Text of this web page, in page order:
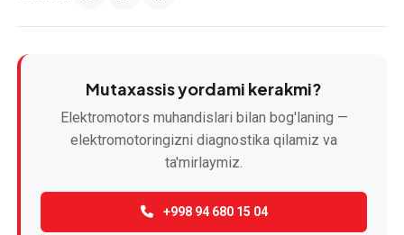
Mutaxassis yordami kerakmi?
Elektromotors muhandislari bilan bog'laning —
elektromotoringizni diagnostika qilamiz va
ta'mirlaymiz.
+998 94 680 15 04